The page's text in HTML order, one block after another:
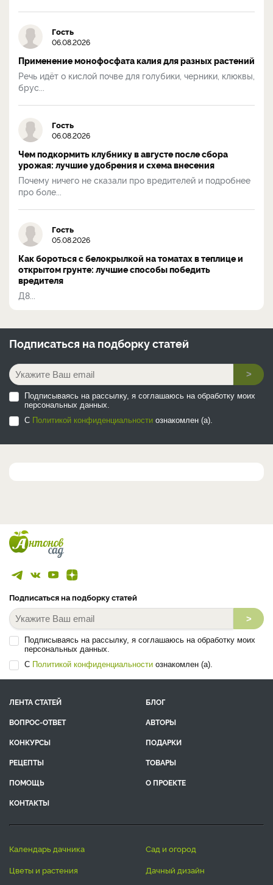
Гость
06.08.2026
Применение монофосфата калия для разных растений
Речь идёт о кислой почве для голубики, черники, клюквы,
брус...
Гость
06.08.2026
Чем подкормить клубнику в августе после сбора
урожая: лучшие удобрения и схема внесения
Почему ничего не сказали про вредителей и подробнее
про боле...
Гость
05.08.2026
Как бороться с белокрылкой на томатах в теплице и
открытом грунте: лучшие способы победить
вредителя
Д8...
Подписаться на подборку статей
>
Подписываясь на рассылку, я соглашаюсь на обработку моих
персональных данных.
С Политикой конфиденциальности ознакомлен (а).
Подписаться на подборку статей
>
Подписываясь на рассылку, я соглашаюсь на обработку моих
персональных данных.
С Политикой конфиденциальности ознакомлен (а).
ЛЕНТА СТАТЕЙ
БЛОГ
ВОПРОС-ОТВЕТ
АВТОРЫ
КОНКУРСЫ
ПОДАРКИ
РЕЦЕПТЫ
ТОВАРЫ
ПОМОЩЬ
О ПРОЕКТЕ
КОНТАКТЫ
календарь дачника
сад и огород
цветы и растения
дачный дизайн